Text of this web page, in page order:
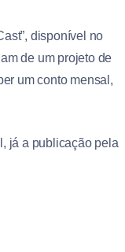
disponível no
de um projeto de
um conto mensal,
já a publicação pela